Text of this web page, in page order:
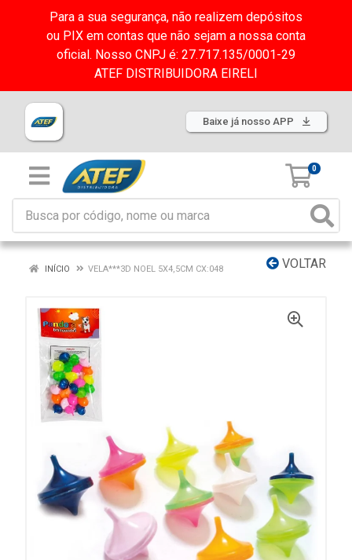
Para a sua segurança, não realizem depósitos
ou PIX em contas que não sejam a nossa conta
oficial. Nosso CNPJ é: 27.717.135/0001-29
ATEF DISTRIBUIDORA EIRELI
Baixe já nosso APP
0
VOLTAR
INÍCIO VELA***3D NOEL 5X4,5CM CX:048